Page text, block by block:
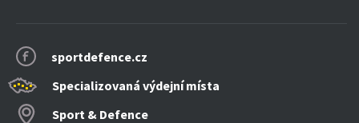
sportdefence.cz
Specializovaná výdejní místa
Sport & Defence